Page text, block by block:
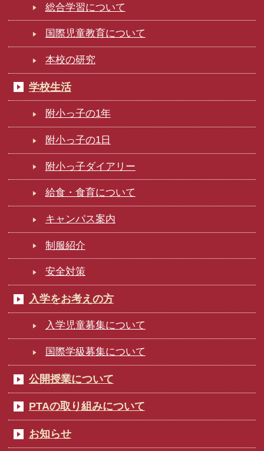
総合学習について
国際児童教育について
本校の研究
学校生活
附小っ子の1年
附小っ子の1日
附小っ子ダイアリー
給食・食育について
キャンパス案内
制服紹介
安全対策
入学をお考えの方
入学児童募集について
国際学級募集について
公開授業について
PTAの取り組みについて
お知らせ